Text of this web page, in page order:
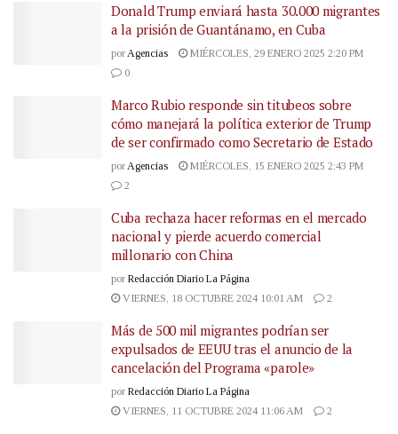
Donald Trump enviará hasta 30.000 migrantes
a la prisión de Guantánamo, en Cuba
por Agencias
MIÉRCOLES, 29 ENERO 2025 2:20 PM
0
Marco Rubio responde sin titubeos sobre
cómo manejará la política exterior de Trump
de ser confirmado como Secretario de Estado
por Agencias
MIÉRCOLES, 15 ENERO 2025 2:43 PM
2
Cuba rechaza hacer reformas en el mercado
nacional y pierde acuerdo comercial
millonario con China
por Redacción Diario La Página
VIERNES, 18 OCTUBRE 2024 10:01 AM
2
Más de 500 mil migrantes podrían ser
expulsados de EEUU tras el anuncio de la
cancelación del Programa «parole»
por Redacción Diario La Página
VIERNES, 11 OCTUBRE 2024 11:06 AM
2